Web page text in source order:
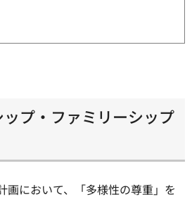
プ・ファミリーシップ
画において、「多様性の尊重」を